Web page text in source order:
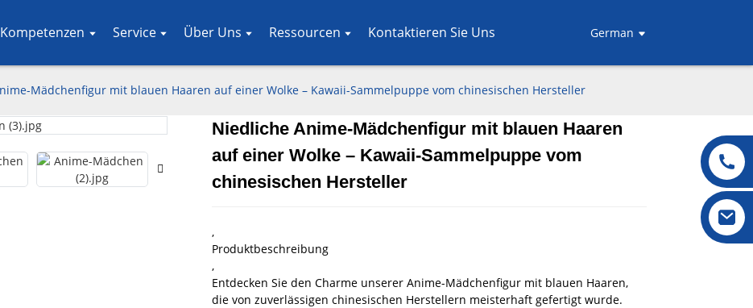
Service Über Uns Ressourcen Kontaktieren Sie Uns German
Mädchenfigur mit blauen Haaren auf einer Wolke – Kawaii-Sammelpuppe vom chinesischen Hersteller
Loading...
Loading...
Niedliche Anime-Mädchenfigur mit blauen Haaren
auf einer Wolke – Kawaii-Sammelpuppe vom
chinesischen Hersteller
,
Produktbeschreibung
,
Entdecken Sie den Charme unserer Anime-Mädchenfigur mit blauen Haaren,
die von zuverlässigen chinesischen Herstellern meisterhaft gefertigt wurde.